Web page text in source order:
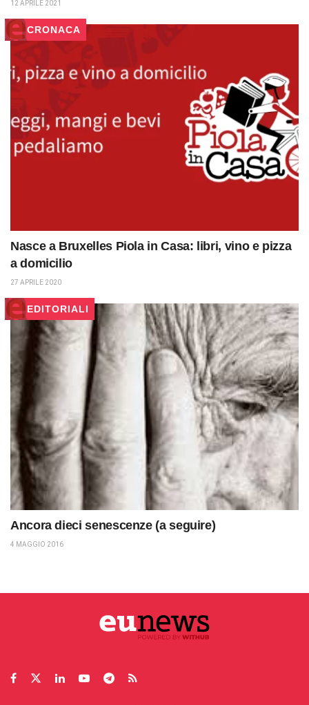
12 APRILE 2021
CRONACA
Nasce a Bruxelles Piola in Casa: libri, vino e pizza
a domicilio
27 APRILE 2020
EDITORIALI
Ancora dieci senescenze (a seguire)
4 MAGGIO 2016